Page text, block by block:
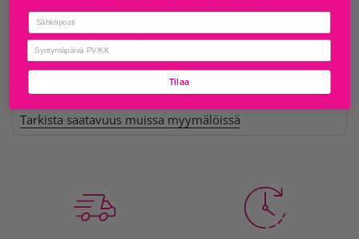
Juhlamaailma Iso
Omena
Myymälän tiedot
Tavallisesti valmis 24 tunnissa
Juhlamaailma Sello Tavallisesti valmis 24 tunnissa
Tarkista saatavuus muissa myymälöissä
Email
birthday
Tilaa